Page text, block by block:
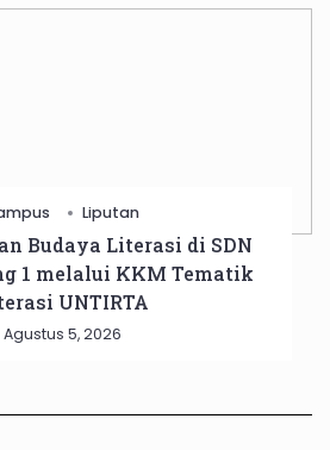
Liputan
Budaya Literasi di SDN
1 melalui KKM Tematik
UNTIRTA
Agustus 5, 2026